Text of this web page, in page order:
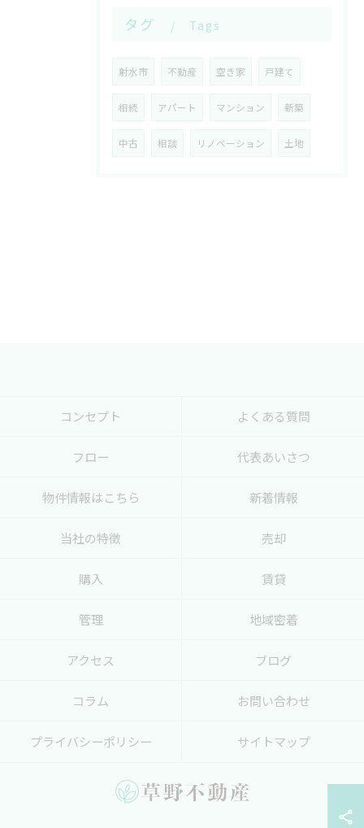
タグ Tags
射水市 不動産 空き家 戸建て
相続 アパート マンション 新築
中古 相談 リノベーション 土地
コンセプト よくある質問
フロー 代表あいさつ
物件情報はこちら 新着情報
当社の特徴 売却
購入 賃貸
管理 地域密着
アクセス ブログ
コラム お問い合わせ
プライバシーポリシー サイトマップ